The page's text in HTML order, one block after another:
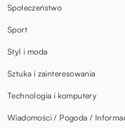
Społeczeństwo
Sport
Styl i moda
Sztuka i zainteresowania
Technologia i komputery
Wiadomości / Pogoda /